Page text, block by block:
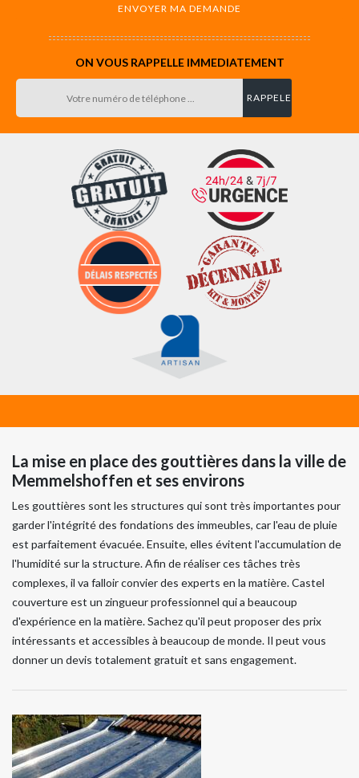
ON VOUS RAPPELLE IMMEDIATEMENT
La mise en place des gouttières dans la ville de
Memmelshoffen et ses environs
Les gouttières sont les structures qui sont très importantes pour
garder l'intégrité des fondations des immeubles, car l'eau de pluie
est parfaitement évacuée. Ensuite, elles évitent l'accumulation de
l'humidité sur la structure. Afin de réaliser ces tâches très
complexes, il va falloir convier des experts en la matière. Castel
couverture est un zingueur professionnel qui a beaucoup
d'expérience en la matière. Sachez qu'il peut proposer des prix
intéressants et accessibles à beaucoup de monde. Il peut vous
donner un devis totalement gratuit et sans engagement.